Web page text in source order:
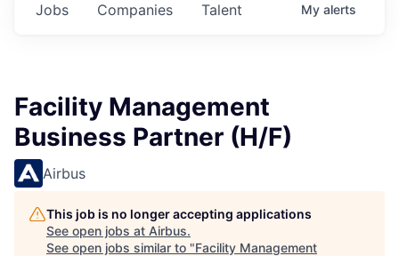
Jobs Companies Talent My alerts
Facility Management
Business Partner (H/F)
Airbus
This job is no longer accepting applications
See open jobs at Airbus.
See open jobs similar to "Facility Management